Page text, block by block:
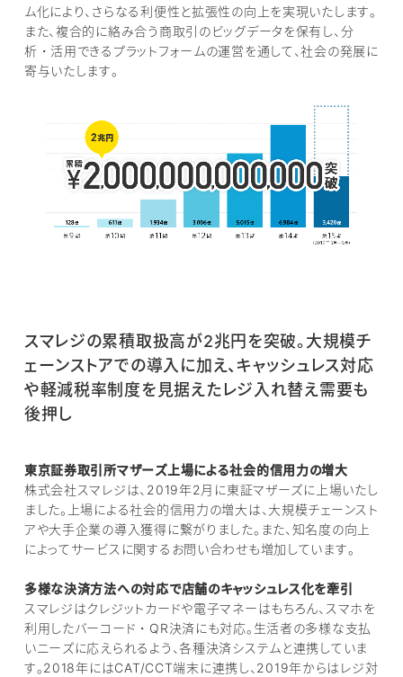
ム化により、さらなる利便性と拡張性の向上を実現いたします。
また、複合的に絡み合う商取引のビッグデータを保有し、分
析・活用できるプラットフォームの運営を通して、社会の発展に
寄与いたします。
スマレジの累積取扱高が2兆円を突破。大規模チ
ェーンストアでの導入に加え、キャッシュレス対応
や軽減税率制度を見据えたレジ入れ替え需要も
後押し
東京証券取引所マザーズ上場による社会的信用力の増大
株式会社スマレジは、2019年2月に東証マザーズに上場いたし
ました。上場による社会的信用力の増大は、大規模チェーンスト
アや大手企業の導入獲得に繋がりました。また、知名度の向上
によってサービスに関するお問い合わせも増加しています。
多様な決済方法への対応で店舗のキャッシュレス化を牽引
スマレジはクレジットカードや電子マネーはもちろん、スマホを
利用したバーコード・QR決済にも対応。生活者の多様な支払
いニーズに応えられるよう、各種決済システムと連携していま
す。2018年にはCAT/CCT端末に連携し、2019年からはレジ対